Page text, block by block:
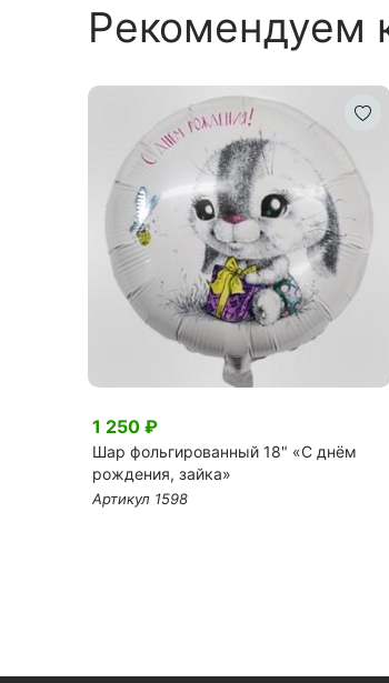
Рекомендуем
1 250 ₽
Шар фольгированный 18" «С днём
рождения, зайка»
Артикул 1598